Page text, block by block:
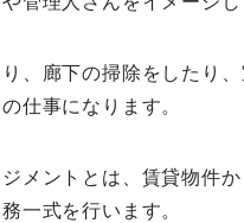
、廊下の掃除をしたり
仕事になります。
メントとは、賃貸物件
一式を行います。